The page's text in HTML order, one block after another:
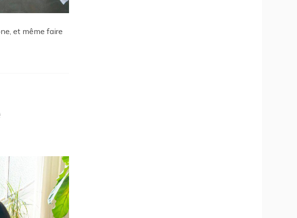
et même faire